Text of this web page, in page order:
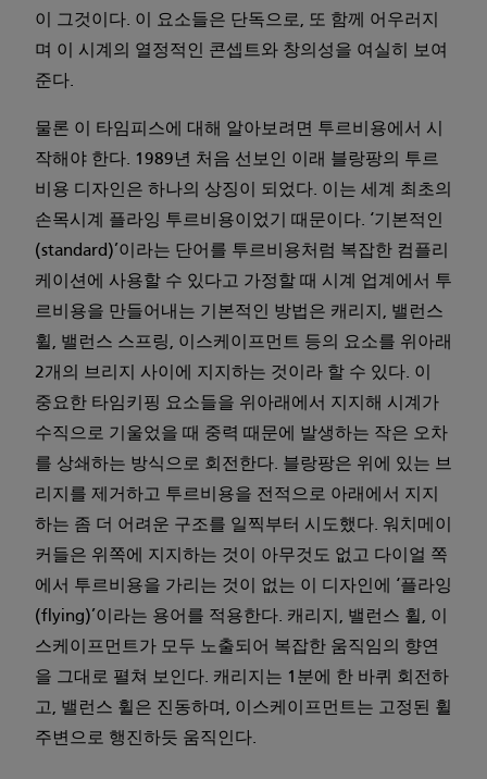
이 그것이다. 이 요소들은 단독으로, 또 함께 어우러지
며 이 시계의 열정적인 콘셉트와 창의성을 여실히 보여
준다.
물론 이 타임피스에 대해 알아보려면 투르비용에서 시
작해야 한다. 1989년 처음 선보인 이래 블랑팡의 투르
비용 디자인은 하나의 상징이 되었다. 이는 세계 최초의
손목시계 플라잉 투르비용이었기 때문이다. ‘기본적인
(standard)’이라는 단어를 투르비용처럼 복잡한 컴플리
케이션에 사용할 수 있다고 가정할 때 시계 업계에서 투
르비용을 만들어내는 기본적인 방법은 캐리지, 밸런스
휠, 밸런스 스프링, 이스케이프먼트 등의 요소를 위아래
2개의 브리지 사이에 지지하는 것이라 할 수 있다. 이
중요한 타임키핑 요소들을 위아래에서 지지해 시계가
수직으로 기울었을 때 중력 때문에 발생하는 작은 오차
를 상쇄하는 방식으로 회전한다. 블랑팡은 위에 있는 브
리지를 제거하고 투르비용을 전적으로 아래에서 지지
하는 좀 더 어려운 구조를 일찍부터 시도했다. 워치메이
커들은 위쪽에 지지하는 것이 아무것도 없고 다이얼 쪽
에서 투르비용을 가리는 것이 없는 이 디자인에 ‘플라잉
(flying)’이라는 용어를 적용한다. 캐리지, 밸런스 휠, 이
스케이프먼트가 모두 노출되어 복잡한 움직임의 향연
을 그대로 펼쳐 보인다. 캐리지는 1분에 한 바퀴 회전하
고, 밸런스 휠은 진동하며, 이스케이프먼트는 고정된 휠
주변으로 행진하듯 움직인다.